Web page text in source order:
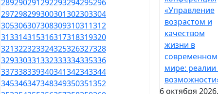
289290291292293294295296
297298299300301302303304
305306307308309310311312
313314315316317318319320
321322323324325326327328
329330331332333334335336
337338339340341342343344
345346347348349350351352
«Управление
возрастом и
качеством
жизни в
современном
мире: реалии
6 октября 2026,